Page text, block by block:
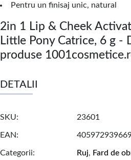
Pentru un finisaj unic, natural
2in 1 Lip & Cheek
Little Pony Catrice, 6 g -
produse
DETALII
SKU 23601
EAN
Categorii Ruj, Fard de